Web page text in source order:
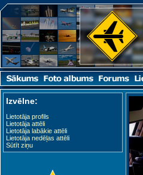
Izvēlne:
Lietotāja profils
Lietotāja attēli
Lietotāja labākie attēli
Lietotāja nedēļas attēli
Sūtīt ziņu